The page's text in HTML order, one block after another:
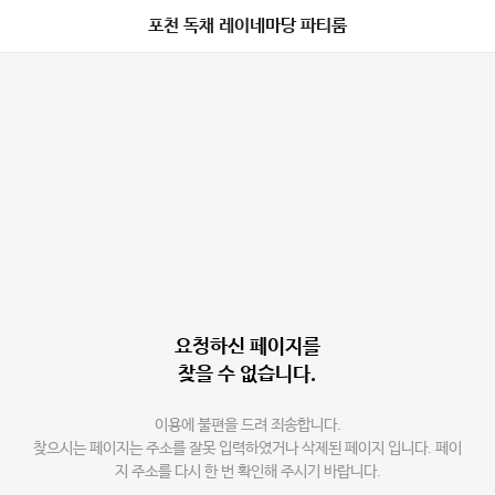
포천 독채 레이네마당 파티룸
요청하신 페이지를
찾을 수 없습니다.
이용에 불편을 드려 죄송합니다.
찾으시는 페이지는 주소를 잘못 입력하였거나 삭제된 페이지 입니다. 페이
지 주소를 다시 한 번 확인해 주시기 바랍니다.